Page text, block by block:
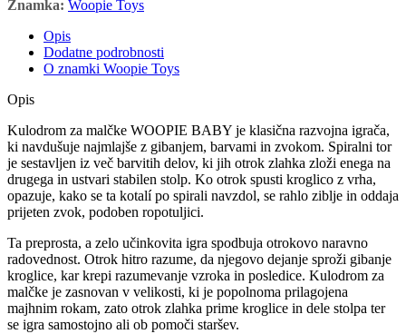
Znamka: Woopie Toys
Opis
Dodatne podrobnosti
O znamki Woopie Toys
Opis
Kulodrom za malčke WOOPIE BABY je klasična razvojna igrača,
ki navdušuje najmlajše z gibanjem, barvami in zvokom. Spiralni tor
je sestavljen iz več barvitih delov, ki jih otrok zlahka zloži enega na
drugega in ustvari stabilen stolp. Ko otrok spusti kroglico z vrha,
opazuje, kako se ta kotalí po spirali navzdol, se rahlo ziblje in oddaja
prijeten zvok, podoben ropotuljici.
Ta preprosta, a zelo učinkovita igra spodbuja otrokovo naravno
radovednost. Otrok hitro razume, da njegovo dejanje sproži gibanje
kroglice, kar krepi razumevanje vzroka in posledice. Kulodrom za
malčke je zasnovan v velikosti, ki je popolnoma prilagojena
majhnim rokam, zato otrok zlahka prime kroglice in dele stolpa ter
se igra samostojno ali ob pomoči staršev.